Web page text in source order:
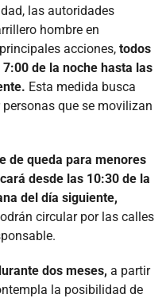
las autoridades
hombre en
acciones, todos
de la noche hasta las
Esta medida busca
que se movilizan
de queda para menores
desde las 10:30 de la
del día siguiente,
circular por las calles
dos meses, a partir
la posibilidad de